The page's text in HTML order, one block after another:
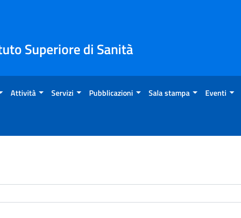
Superiore di Sanità
Attività Servizi Pubblicazioni Sala stampa Eventi
- Eventi